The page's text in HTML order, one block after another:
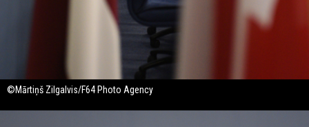
©Mārtiņš Zilgalvis/F64 Photo Agency